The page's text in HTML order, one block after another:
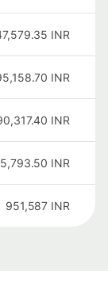
INR
INR
INR
INR
951,587 INR